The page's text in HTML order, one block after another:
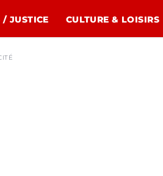
/ JUSTICE CULTURE & LOISIRS